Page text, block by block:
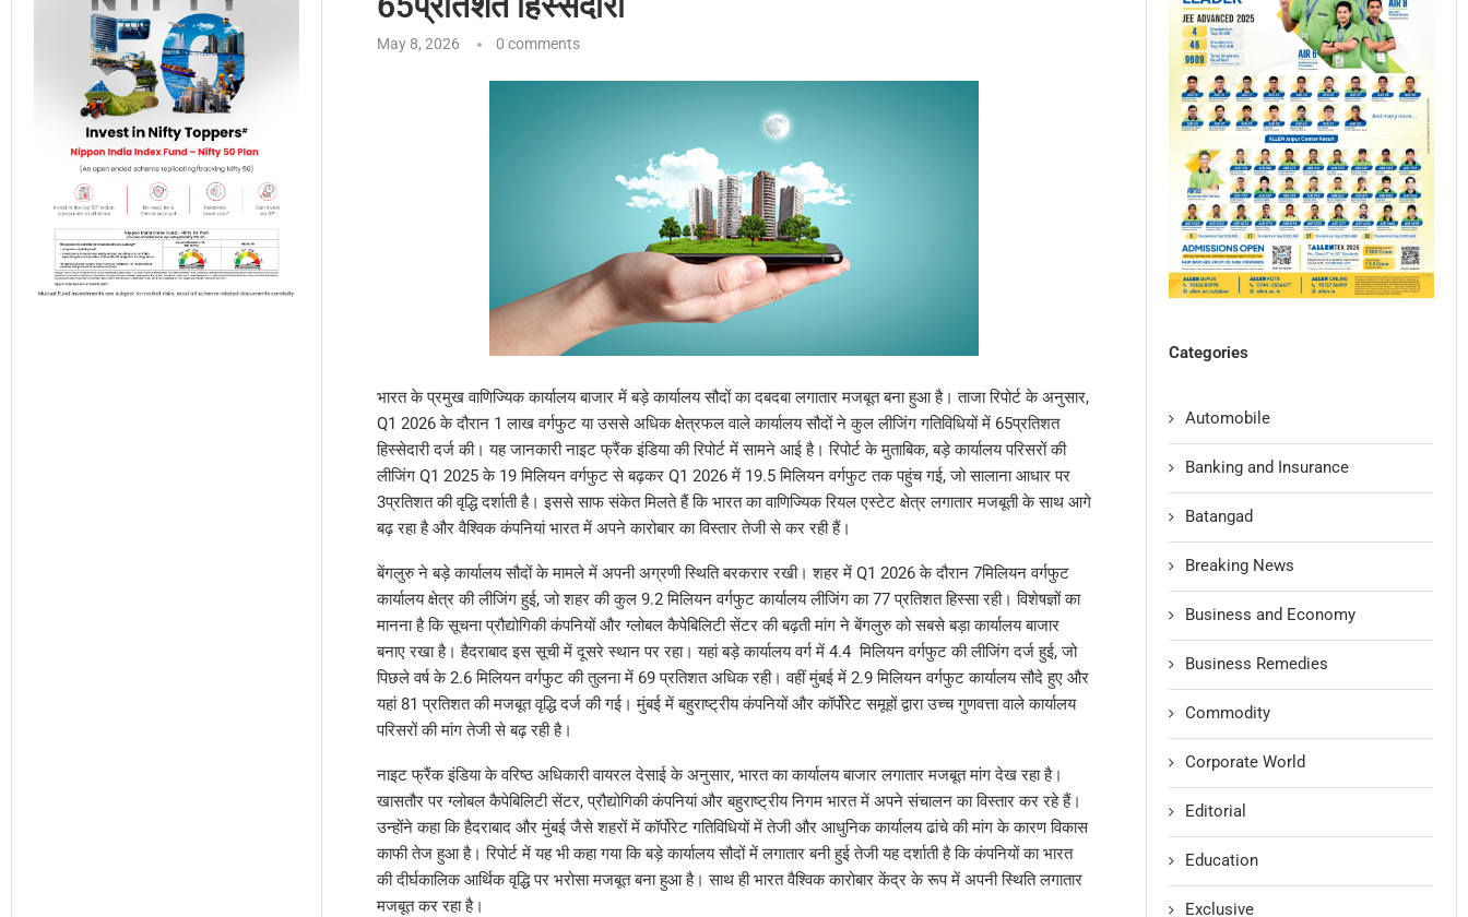
May 8, 2026 0 comments
भारत के प्रमुख वाणिज्यिक कार्यालय बाजार में बड़े कार्यालय सौदों का दबदबा लगातार मजबूत बना हुआ है। ताजा रिपोर्ट के अनुसार,
Q1 2026 के दौरान 1 लाख वर्गफुट या उससे अधिक क्षेत्रफल वाले कार्यालय सौदों ने कुल लीजिंग गतिविधियों में 65प्रतिशत
हिस्सेदारी दर्ज की। यह जानकारी नाइट फ्रैंक इंडिया की रिपोर्ट में सामने आई है। रिपोर्ट के मुताबिक, बड़े कार्यालय परिसरों की
लीजिंग Q1 2025 के 19 मिलियन वर्गफुट से बढ़कर Q1 2026 में 19.5 मिलियन वर्गफुट तक पहुंच गई, जो सालाना आधार पर
3प्रतिशत की वृद्धि दर्शाती है। इससे साफ संकेत मिलते हैं कि भारत का वाणिज्यिक रियल एस्टेट क्षेत्र लगातार मजबूती के साथ आगे
बढ़ रहा है और वैश्विक कंपनियां भारत में अपने कारोबार का विस्तार तेजी से कर रही हैं।
बेंगलुरु ने बड़े कार्यालय सौदों के मामले में अपनी अग्रणी स्थिति बरकरार रखी। शहर में Q1 2026 के दौरान 7मिलियन वर्गफुट
कार्यालय क्षेत्र की लीजिंग हुई, जो शहर की कुल 9.2 मिलियन वर्गफुट कार्यालय लीजिंग का 77 प्रतिशत हिस्सा रही। विशेषज्ञों का
मानना है कि सूचना प्रौद्योगिकी कंपनियों और ग्लोबल कैपेबिलिटी सेंटर की बढ़ती मांग ने बेंगलुरु को सबसे बड़ा कार्यालय बाजार
बनाए रखा है। हैदराबाद इस सूची में दूसरे स्थान पर रहा। यहां बड़े कार्यालय वर्ग में 4.4 मिलियन वर्गफुट की लीजिंग दर्ज हुई, जो
पिछले वर्ष के 2.6 मिलियन वर्गफुट की तुलना में 69 प्रतिशत अधिक रही। वहीं मुंबई में 2.9 मिलियन वर्गफुट कार्यालय सौदे हुए और
यहां 81 प्रतिशत की मजबूत वृद्धि दर्ज की गई। मुंबई में बहुराष्ट्रीय कंपनियों और कॉर्पोरेट समूहों द्वारा उच्च गुणवत्ता वाले कार्यालय
परिसरों की मांग तेजी से बढ़ रही है।
नाइट फ्रैंक इंडिया के वरिष्ठ अधिकारी वायरल देसाई के अनुसार, भारत का कार्यालय बाजार लगातार मजबूत मांग देख रहा है।
खासतौर पर ग्लोबल कैपेबिलिटी सेंटर, प्रौद्योगिकी कंपनियां और बहुराष्ट्रीय निगम भारत में अपने संचालन का विस्तार कर रहे हैं।
उन्होंने कहा कि हैदराबाद और मुंबई जैसे शहरों में कॉर्पोरेट गतिविधियों में तेजी और आधुनिक कार्यालय ढांचे की मांग के कारण विकास
काफी तेज हुआ है। रिपोर्ट में यह भी कहा गया कि बड़े कार्यालय सौदों में लगातार बनी हुई तेजी यह दर्शाती है कि कंपनियों का भारत
की दीर्घकालिक आर्थिक वृद्धि पर भरोसा मजबूत बना हुआ है। साथ ही भारत वैश्विक कारोबार केंद्र के रूप में अपनी स्थिति लगातार
मजबूत कर रहा है।
Categories
Automobile
Banking and Insurance
Batangad
Breaking News
Business and Economy
Business Remedies
Commodity
Corporate World
Editorial
Education
Exclusive